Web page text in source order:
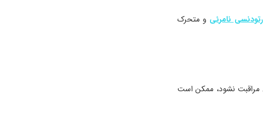
نامرئی و متحرک
مراقبت نشود، ممکن است